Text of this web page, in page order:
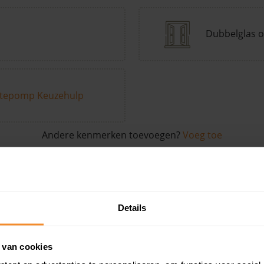
Details
cookies
Dubbelglas
Keuzehulp
Andere kenmerken toevoegen? Voeg toe
de buurt